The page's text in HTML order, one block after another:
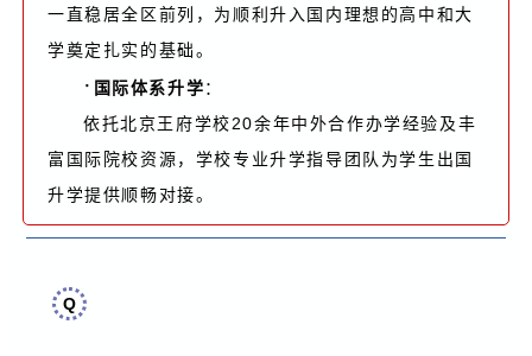
一直稳居全区前列，为顺利升入国内理想的高中和大
学奠定扎实的基础。
· 国际体系升学：
依托北京王府学校20余年中外合作办学经验及丰
富国际院校资源，学校专业升学指导团队为学生出国
升学提供顺畅对接。
Q